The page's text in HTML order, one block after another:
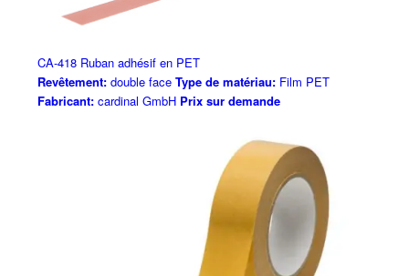
CA-418 Ruban adhésif en PET
Revêtement:double face Type de matériau:Film PET
Fabricant:cardinal GmbH Prix sur demande